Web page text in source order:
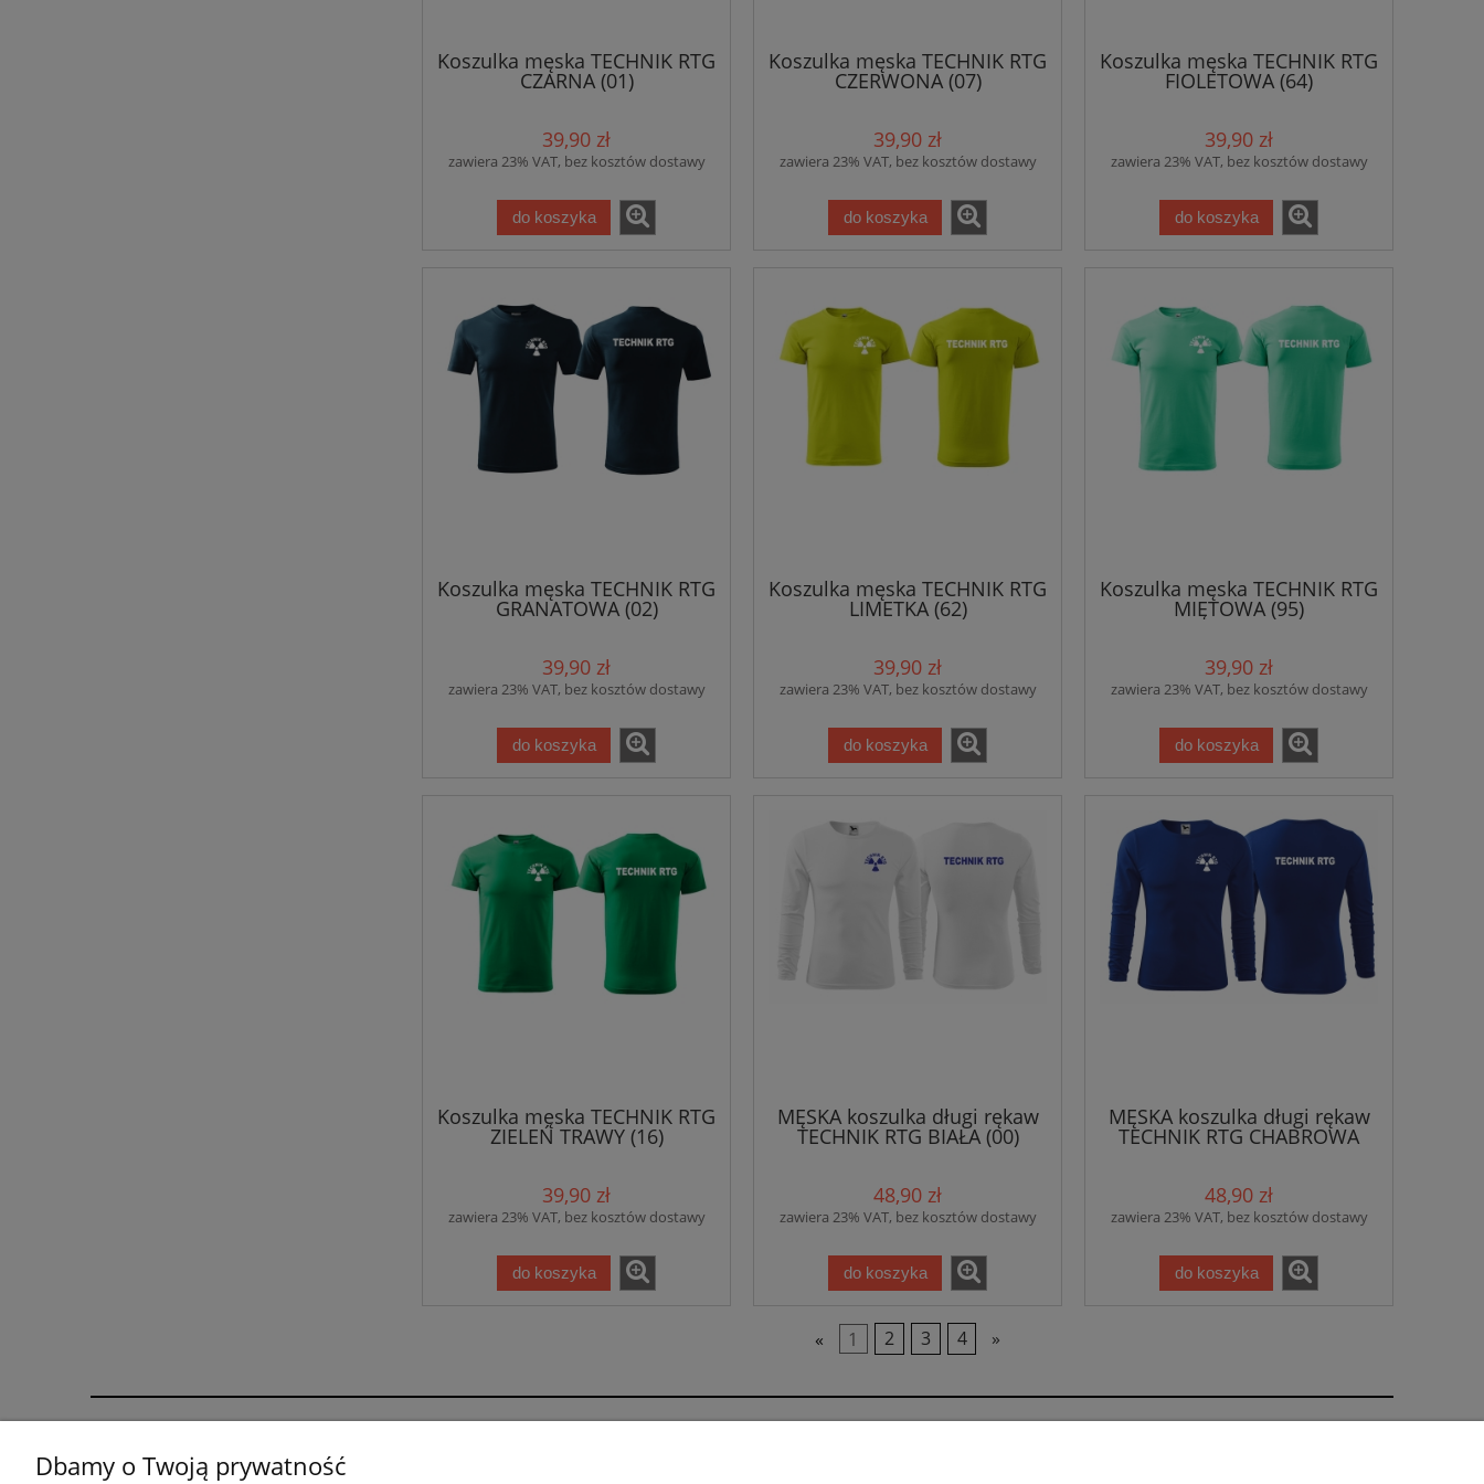
Koszulka męska TECHNIK RTG
CZARNA (01)
39,90 zł
zawiera 23% VAT, bez kosztów dostawy
do koszyka
Koszulka męska TECHNIK RTG
CZERWONA (07)
39,90 zł
zawiera 23% VAT, bez kosztów dostawy
do koszyka
Koszulka męska TECHNIK RTG
FIOLETOWA (64)
39,90 zł
zawiera 23% VAT, bez kosztów dostawy
do koszyka
Koszulka męska TECHNIK RTG
GRANATOWA (02)
39,90 zł
zawiera 23% VAT, bez kosztów dostawy
do koszyka
Koszulka męska TECHNIK RTG
LIMETKA (62)
39,90 zł
zawiera 23% VAT, bez kosztów dostawy
do koszyka
Koszulka męska TECHNIK RTG
MIĘTOWA (95)
39,90 zł
zawiera 23% VAT, bez kosztów dostawy
do koszyka
Koszulka męska TECHNIK RTG
ZIELEŃ TRAWY (16)
39,90 zł
zawiera 23% VAT, bez kosztów dostawy
do koszyka
MĘSKA koszulka długi rękaw
TECHNIK RTG BIAŁA (00)
48,90 zł
zawiera 23% VAT, bez kosztów dostawy
do koszyka
MĘSKA koszulka długi rękaw
TECHNIK RTG CHABROWA
48,90 zł
zawiera 23% VAT, bez kosztów dostawy
do koszyka
« 1 2 3 4 »
Dbamy o Twoją prywatność